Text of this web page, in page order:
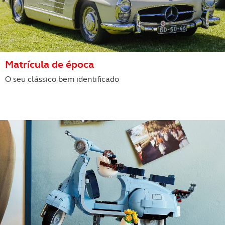
Matrícula de época
O seu clássico bem identificado